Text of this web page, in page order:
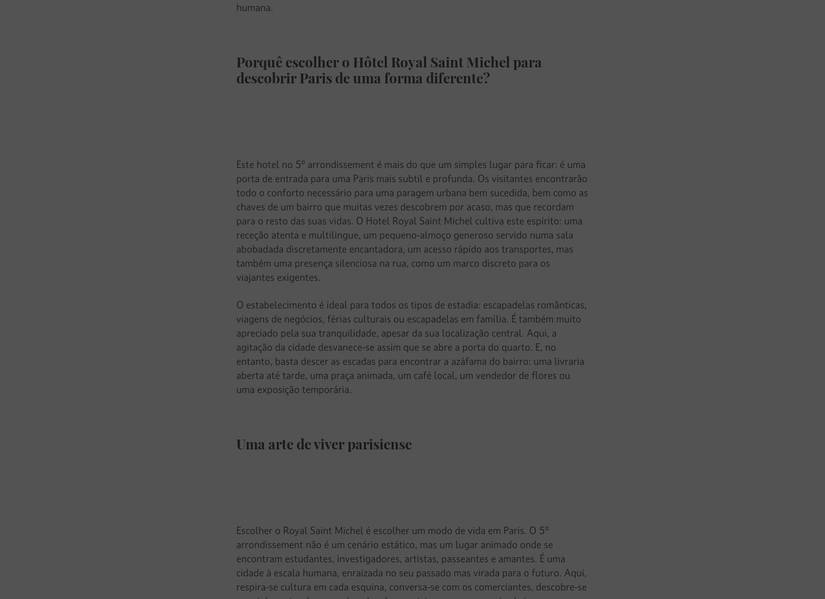
humana.
Porquê escolher o Hôtel Royal Saint Michel para
descobrir Paris de uma forma diferente?
Este hotel no 5º arrondissement é mais do que um simples lugar para ficar: é uma
porta de entrada para uma Paris mais subtil e profunda. Os visitantes encontrarão
todo o conforto necessário para uma paragem urbana bem sucedida, bem como as
chaves de um bairro que muitas vezes descobrem por acaso, mas que recordam
para o resto das suas vidas. O Hotel Royal Saint Michel cultiva este espírito: uma
receção atenta e multilingue, um pequeno-almoço generoso servido numa sala
abobadada discretamente encantadora, um acesso rápido aos transportes, mas
também uma presença silenciosa na rua, como um marco discreto para os
viajantes exigentes.
O estabelecimento é ideal para todos os tipos de estadia: escapadelas românticas,
viagens de negócios, férias culturais ou escapadelas em família. É também muito
apreciado pela sua tranquilidade, apesar da sua localização central. Aqui, a
agitação da cidade desvanece-se assim que se abre a porta do quarto. E, no
entanto, basta descer as escadas para encontrar a azáfama do bairro: uma livraria
aberta até tarde, uma praça animada, um café local, um vendedor de flores ou
uma exposição temporária.
Uma arte de viver parisiense
Escolher o Royal Saint Michel é escolher um modo de vida em Paris. O 5º
arrondissement não é um cenário estático, mas um lugar animado onde se
encontram estudantes, investigadores, artistas, passeantes e amantes. É uma
cidade à escala humana, enraizada no seu passado mas virada para o futuro. Aqui,
respira-se cultura em cada esquina, conversa-se com os comerciantes, descobre-se